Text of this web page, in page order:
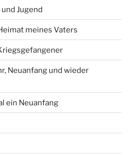
Jugend
meines Vaters
Neuanfang und wieder
ein Neuanfang